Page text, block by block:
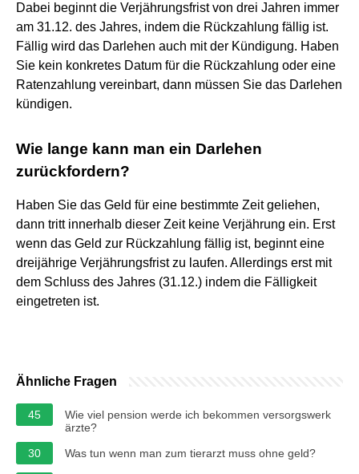
Dabei beginnt die Verjährungsfrist von drei Jahren immer
am 31.12. des Jahres, indem die Rückzahlung fällig ist.
Fällig wird das Darlehen auch mit der Kündigung. Haben
Sie kein konkretes Datum für die Rückzahlung oder eine
Ratenzahlung vereinbart, dann müssen Sie das Darlehen
kündigen.
Wie lange kann man ein Darlehen
zurückfordern?
Haben Sie das Geld für eine bestimmte Zeit geliehen,
dann tritt innerhalb dieser Zeit keine Verjährung ein. Erst
wenn das Geld zur Rückzahlung fällig ist, beginnt eine
dreijährige Verjährungsfrist zu laufen. Allerdings erst mit
dem Schluss des Jahres (31.12.) indem die Fälligkeit
eingetreten ist.
Ähnliche Fragen
45
Wie viel pension werde ich bekommen versorgswerk
ärzte?
30
Was tun wenn man zum tierarzt muss ohne geld?